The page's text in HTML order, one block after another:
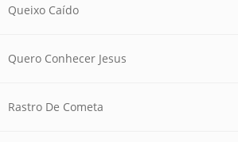
Queixo Caído
Quero Conhecer Jesus
Rastro De Cometa